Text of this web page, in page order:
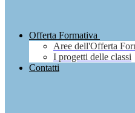
Offerta Formativa
Aree dell'Offerta
I progetti delle classi
Contatti